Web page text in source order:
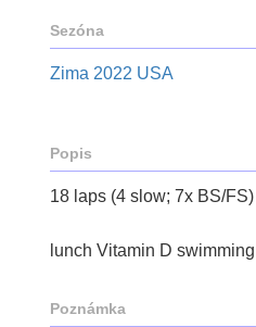
Sezóna
Zima 2022 USA
Popis
18 laps (4 slow; 7x BS/FS)
lunch Vitamin D swimming
Poznámka